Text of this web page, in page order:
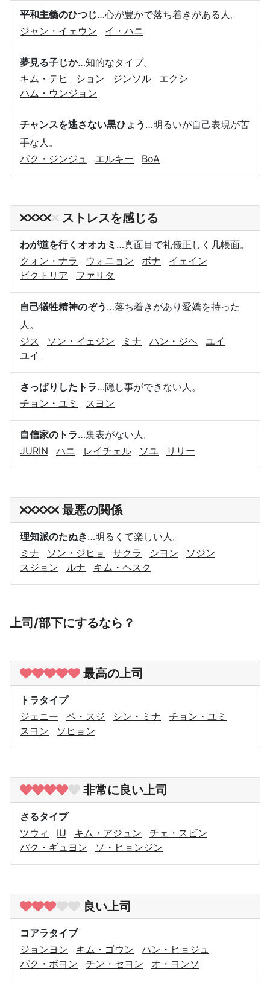
平和主義のひつじ…心が豊かで落ち着きがある人。
ジャン・イェウン
イ・ハニ
夢見る子じか…知的なタイプ。
キム・テヒ
ション ジンソル
エクシ
ハム・ウンジョン
チャンスを逃さない黒ひょう …明るいが自己表現が苦
手な人。
パク・ジンジュ
エルキー BoA
ストレスを感じる
わが道を行くオオカミ …真面目で礼儀正しく几帳面。
クォン・ナラ
ウォニョン ボナ
イェイン
ビクトリア
ファリタ
自己犠牲精神のぞう …落ち着きがあり愛嬌を持った
人。
ジス
ソン・イェジン ミナ ハン・ジヘ
ユイ
ユイ
さっぱりしたトラ…隠し事ができない人。
チョン・ユミ
スヨン
自信家のトラ…裏表がない人。
JURIN
ハニ レイチェル ソユ リリー
最悪の関係
理知派のたぬき…明るくて楽しい人。
ミナ
ソン・ジヒョ サクラ シヨン
ソジン
スジョン
ルナ キム・ヘスク
上司/部下にするなら？
最高の上司
トラタイプ
ジェニー
ペ・スジ シン・ミナ
チョン・ユミ
スヨン
ソヒョン
非常に良い上司
さるタイプ
ツウィ
IU キム・アジュン
チェ・スビン
パク・ギュヨン
ソ・ヒョンジン
良い上司
コアラタイプ
ジョンヨン
キム・ゴウン
ハン・ヒョジュ
パク・ボヨン
チン・セヨン オ・ヨンソ